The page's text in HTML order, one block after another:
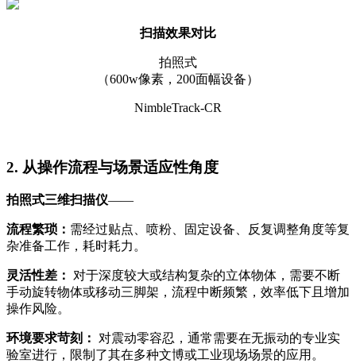
扫描效果对比
拍照式
（600w像素，200面幅设备）
NimbleTrack-CR
2. 从操作流程与场景适应性角度
拍照式三维扫描仪——
流程繁琐： 需经过贴点、喷粉、固定设备、反复调整角度等复
杂准备工作，耗时耗力。
灵活性差：
对于深度较大或结构复杂的立体物体，需要不断
手动旋转物体或移动三脚架，流程中断频繁，效率低下且增加
操作风险。
环境要求苛刻：
对震动零容忍，通常需要在无振动的专业实
验室进行，限制了其在多种文博或工业现场场景的应用。